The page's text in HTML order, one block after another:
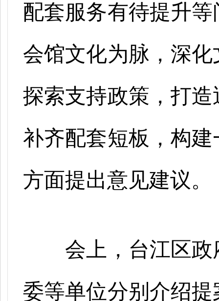
配套服务有待提升
会馆文化为脉，深
探索支持政策，打
补齐配套短板，构
方面提出意见建议。
会上，台江区
委等单位分别介绍